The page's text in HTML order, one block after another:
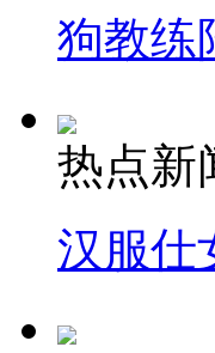
狗教练
热点新
汉服仕